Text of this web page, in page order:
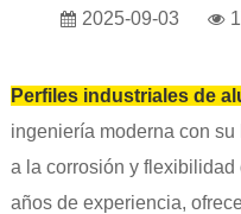
2025-09-03
Perfiles industriales de
ingeniería moderna con
a la corrosión y flexibilidad
años de experiencia,